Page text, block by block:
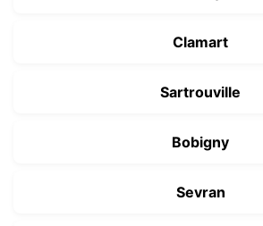
Clamart
Sartrouville
Bobigny
Sevran